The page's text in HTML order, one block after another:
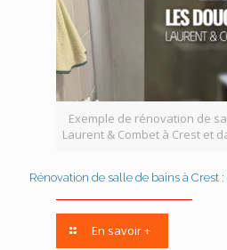
Exemple de rénovation de
Laurent & Combet à Crest et
Rénovation de salle de bains à Crest
En savoir +